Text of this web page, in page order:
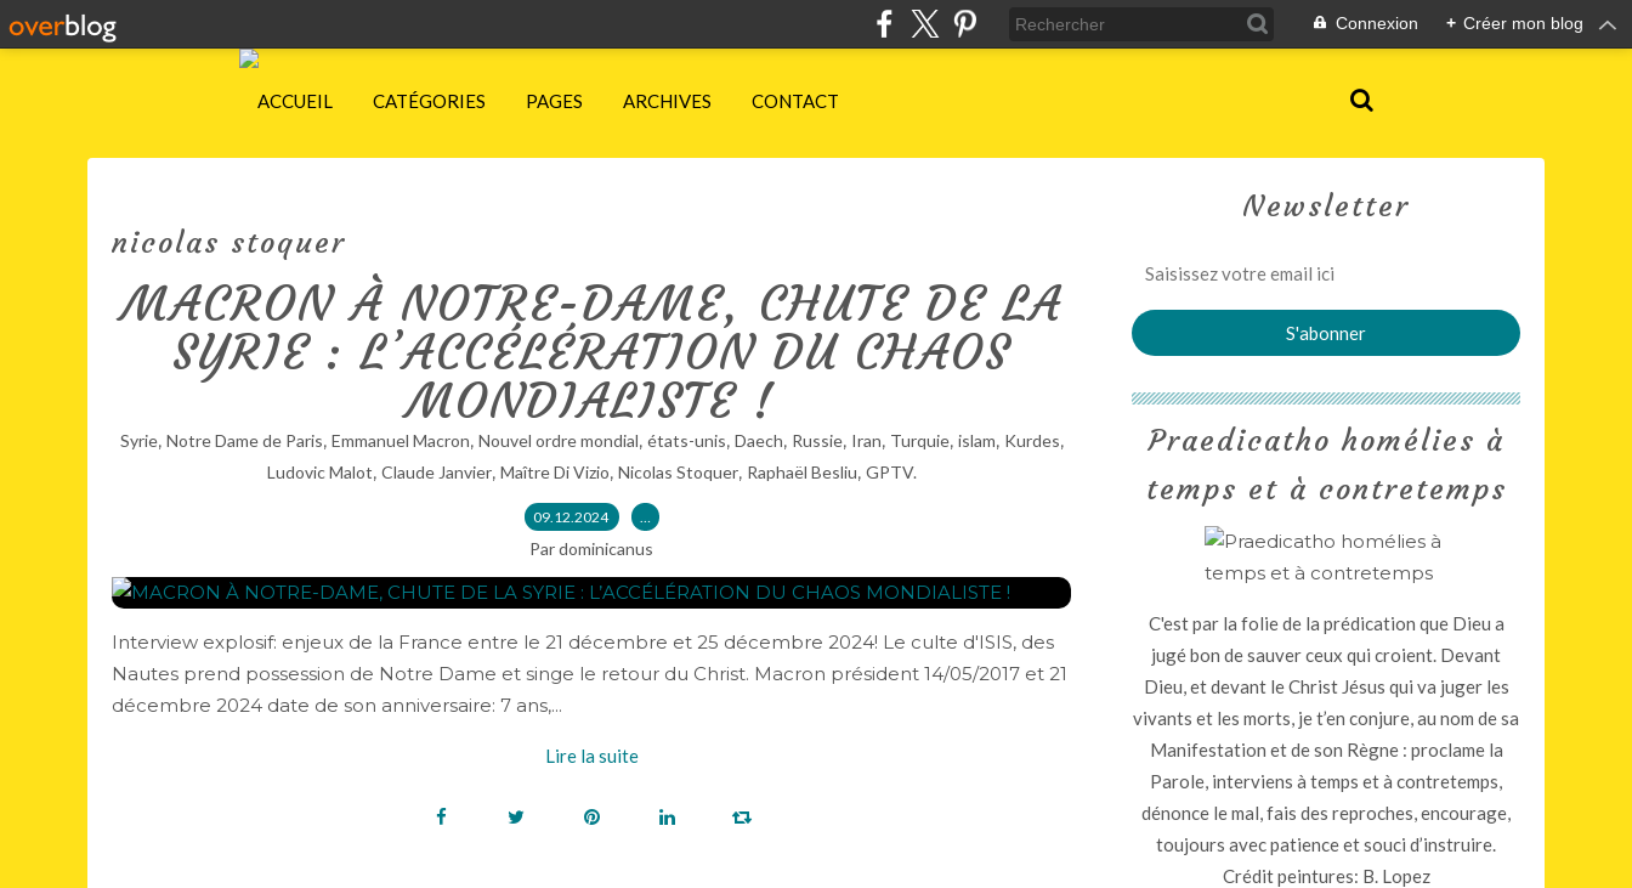
Connexion + Créer mon blog
ACCUEIL CATÉGORIES PAGES ARCHIVES CONTACT
nicolas stoquer
MACRON À NOTRE-DAME, CHUTE DE LA
SYRIE : L’ACCÉLÉRATION DU CHAOS
MONDIALISTE !
Syrie, Notre Dame de Paris, Emmanuel Macron, Nouvel ordre mondial, états-unis, Daech, Russie, Iran, Turquie, islam, Kurdes,
Ludovic Malot, Claude Janvier, Maître Di Vizio, Nicolas Stoquer, Raphaël Besliu, GPTV.
09.12.2024 …
Par dominicanus
Interview explosif: enjeux de la France entre le 21 décembre et 25 décembre 2024! Le culte d'ISIS, des
Nautes prend possession de Notre Dame et singe le retour du Christ. Macron président 14/05/2017 et 21
décembre 2024 date de son anniversaire: 7 ans,...
Lire la suite
Newsletter
Praedicatho homélies à
temps et à contretemps
C'est par la folie de la prédication que Dieu a
jugé bon de sauver ceux qui croient. Devant
Dieu, et devant le Christ Jésus qui va juger les
vivants et les morts, je t’en conjure, au nom de sa
Manifestation et de son Règne : proclame la
Parole, interviens à temps et à contretemps,
dénonce le mal, fais des reproches, encourage,
toujours avec patience et souci d’instruire.
Crédit peintures: B. Lopez